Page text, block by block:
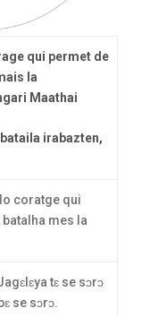
qui permet de
la
Maathai
irabazten,
qui
mes la
se sɔrɔ
se sɔrɔ.